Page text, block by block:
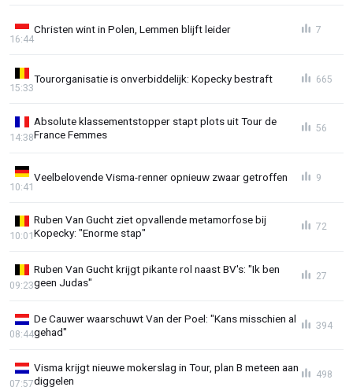
Christen wint in Polen, Lemmen blijft leider
16:44
7
Tourorganisatie is onverbiddelijk: Kopecky bestraft
15:33
665
Absolute klassementstopper stapt plots uit Tour de
France Femmes
14:38
56
Veelbelovende Visma-renner opnieuw zwaar getroffen
10:41
9
Ruben Van Gucht ziet opvallende metamorfose bij
Kopecky: "Enorme stap"
10:01
72
Ruben Van Gucht krijgt pikante rol naast BV's: "Ik ben
geen Judas"
09:23
27
De Cauwer waarschuwt Van der Poel: "Kans misschien al
gehad"
08:44
394
Visma krijgt nieuwe mokerslag in Tour, plan B meteen aan
diggelen
07:57
498